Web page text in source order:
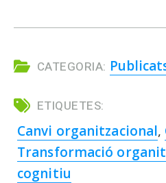
CATEGORIA:
ETIQUETES:
Canvi organitzacional,
Transformació
cognitiu